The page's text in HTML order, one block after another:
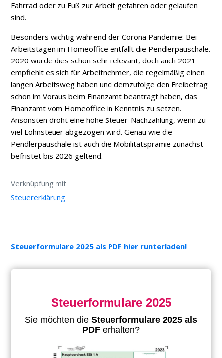
Fahrrad oder zu Fuß zur Arbeit gefahren oder gelaufen
sind.
Besonders wichtig während der Corona Pandemie: Bei
Arbeitstagen im Homeoffice entfällt die Pendlerpauschale.
2020 wurde dies schon sehr relevant, doch auch 2021
empfiehlt es sich für Arbeitnehmer, die regelmäßig einen
langen Arbeitsweg haben und demzufolge den Freibetrag
schon im Voraus beim Finanzamt beantragt haben, das
Finanzamt vom Homeoffice in Kenntnis zu setzen.
Ansonsten droht eine hohe Steuer-Nachzahlung, wenn zu
viel Lohnsteuer abgezogen wird. Genau wie die
Pendlerpauschale ist auch die Mobilitätsprämie zunächst
befristet bis 2026 geltend.
Verknüpfung mit
Steuererklärung
Steuerformulare 2025 als PDF hier runterladen!
Steuerformulare 2025
Sie möchten die Steuerformulare 2025 als
PDF erhalten?